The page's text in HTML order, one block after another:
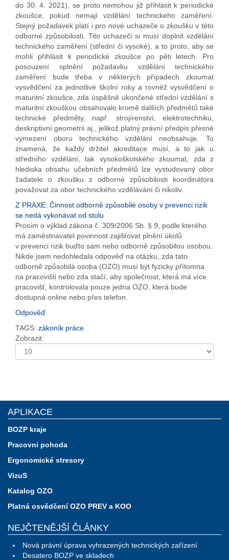
do 30. 4. 2021), se proto nemohou již přihlásit k periodické
zkoušce, pokud nemají vzdělání technického zaměření.
Stejný požadavek platí i pro nové uchazeče o zkoušku v této
odborné způsobilosti. Tito uchazeči si musí doplnit vzdělání
technického zaměření (střední či vysoké), a to proto, aby se
mohli přihlásit k periodické zkoušce po pěti letech. Pro
posouzení splnění požadavku vzdělání technického
zaměření bude třeba v některých případech zkoumat
vysvědčení za jednotlivé školní roky a rovněž vysvědčení o
maturitní zkoušce, zda úspěšně ukončené střední vzdělání s
maturitní zkouškou obsahovalo kromě dalších předmětů také
technické předměty, např. strojírenství, elektrotechniku,
deskriptivní geometrii aj., jelikož platný právní předpis přesné
vymezení oboru technického vzdělání neobsahuje. To
znamená, že každý držitel akreditace musí, a to jak u
středního vzdělání, tak vysokoškolského zkoumat, zda z
hlediska obsahu učebních předmětů lze vystudovaný obor
žadatele o zkoušku z odborné způsobilosti koordinátora
považovat za obor technického vzdělávání či nikoliv.
Z PRAXE: Činnost odborně způsobilé osoby v prevenci rizik
se nedá vykonávat od stolu
Prosím o výklad zákona č. 309/2006 Sb. § 9, podle kterého
má zaměstnavatel povinnost zajišťovat plnění úkolů
v prevenci rizik buďto sám nebo odborně způsobilou osobou.
Nikde jsem nedohledala odpověď na otázku, zda tato
odborně způsobilá osoba (OZO) musí být fyzicky přítomna
na pracovišti nebo zda stačí, aby společnost, která má více
pracovišť, kontrolovala pouze jedna OZO, která bude
dostupná online nebo přes telefon.
Odpověď
TAGS: zákoník práce
Zobrazit:
APLIKACE
BOZP kraje
Pracovni pohoda
Ergonomické stresory
VizuS
Katalog OZO
Platná osvědčení OZO PREV a KOO
NEJČTENĚJŠÍ ČLÁNKY
Nová právní úprava vyhrazených technických zařízení
Desatero BOZP ve skladech